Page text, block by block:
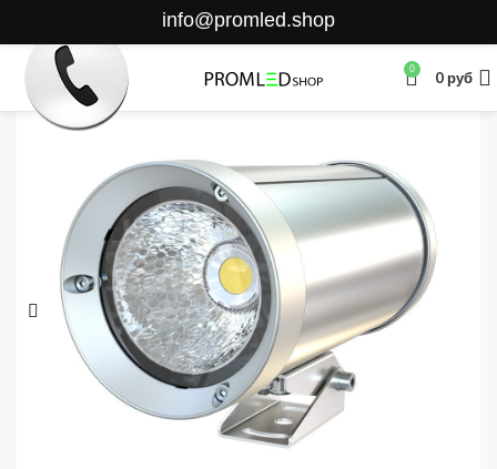
info@promled.shop
0 0руб